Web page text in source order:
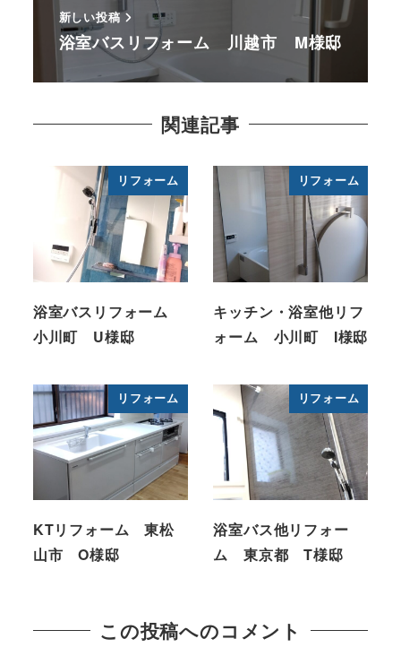
新しい投稿
浴室バスリフォーム 川越市 M様邸
関連記事
リフォーム
浴室バスリフォーム
小川町 U様邸
リフォーム
キッチン・浴室他リフ
ォーム 小川町 I様邸
リフォーム
KTリフォーム 東松
山市 O様邸
リフォーム
浴室バス他リフォー
ム 東京都 T様邸
この投稿へのコメント